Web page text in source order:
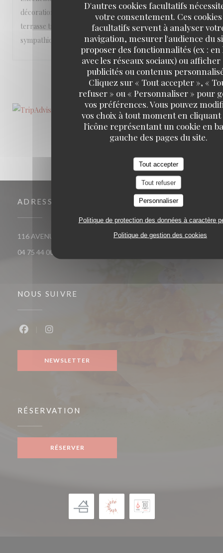
D'autres cookies facultatifs
votre consentement. Ces cookies
facultatifs servent à analyser
navigation, mesurer l'audience du
proposer des fonctionnalités (ex : en
avec les réseaux sociaux) ou afficher
publicités ou contenus
Cliquez sur « Tout accepter », «
refuser » ou « Personnaliser » pour
vos préférences. Vous pouvez
vos choix à tout moment en
l'icône représentant un cookie en
gauche des pages du site.
Tout accepter
Tout refuser
Personnaliser
Politique de protection des données à caractère
Politique de gestion des cookies
décoration soignée, que ce soit à l’intérieur ou sur la
terrasse très agréable. Le personnel est vraiment
sympathique!
1 2 3
ADRESSE
116 AVENUE VICTOR HUGO 26000 VALENCE((ouvre une
04 75 44 00 04
NOUS SUIVRE
NEWSLETTER
RÉSERVATION
RÉSERVER